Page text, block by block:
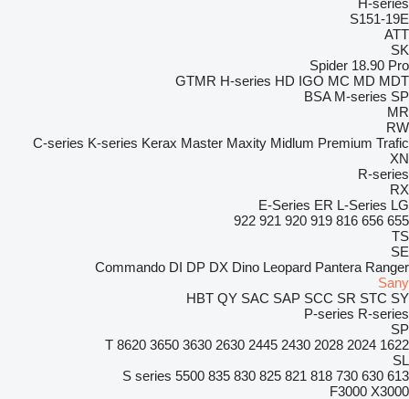
H-series
S151-19E
ATT
SK
Spider 18.90 Pro
GTMR H-series HD IGO MC MD MDT
BSA M-series SP
MR
RW
C-series K-series Kerax Master Maxity Midlum Premium Trafic
XN
R-series
RX
E-Series ER L-Series LG
655
656
816
919
920
921
922
TS
SE
Commando DI DP DX Dino Leopard Pantera Ranger
Sany
HBT QY SAC SAP SCC SR STC SY
P-series R-series
SP
1622
2024
2028
2430
2445
2630
3630
3650
8620 T
SL
613
630
730
818
821
825
830
835
5500
S series
F3000 X3000